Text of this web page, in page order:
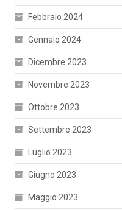
Febbraio 2024
Gennaio 2024
Dicembre 2023
Novembre 2023
Ottobre 2023
Settembre 2023
Luglio 2023
Giugno 2023
Maggio 2023